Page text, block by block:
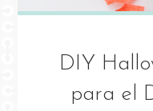
DIY
para el